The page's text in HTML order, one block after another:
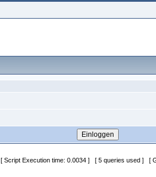
[ Script Execution time: 0.0034 ] [ 5 queries used ] [